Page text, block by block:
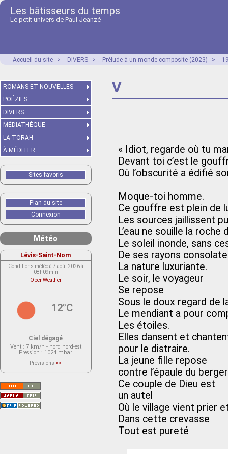
Les bâtisseurs du temps
Le petit univers de Paul Jeanzé
Accueil du site > DIVERS > Prélude à un monde composite (2023) >
V
« Idiot, regarde où tu
Devant toi c’est le
Où l’obscurité a édifié
Moque-toi homme.
Ce gouffre est plein de
Les sources jaillissent
L’eau ne souille la roche
Le soleil inonde, sans
De ses rayons
La nature luxuriante.
Le soir, le voyageur
Se repose
Sous le doux regard de
Le mendiant a pour
Les étoiles.
Elles dansent et
pour le distraire.
La jeune fille repose
contre l’épaule du
Ce couple de Dieu est
un autel
Où le village vient prier
Dans cette crevasse
Tout est pureté
ROMANS ET NOUVELLES
POÉZIES
DIVERS
MÉDIATHÈQUE
LA TORAH
À MÉDITER
Sites favoris
Plan du site
Connexion
Météo
Lévis-Saint-Nom
Conditions météo à 7 août 2026 à
08h09min
OpenWeather
12°C
Ciel dégagé
Vent : 7 km/h - nord nord-est
Pression : 1024 mbar
Prévisions >>
actuellement aucune prévision
Saint-Nom.
Veuillez consulter le message du
service ci-dessous.
(401 - Invalid API key. Please see
https://openweathermap.org/faq#error401